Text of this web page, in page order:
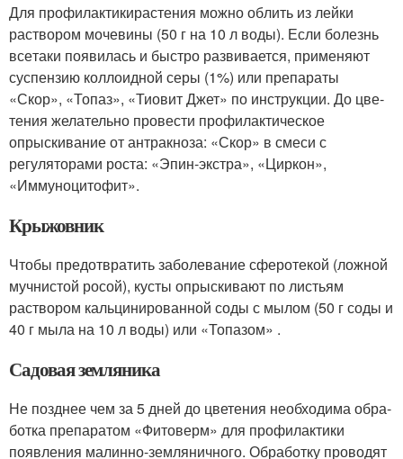
Для профилактикирастения можно об­лить из лейки
раствором мочевины (50 г на 10 л воды). Если болезнь
все­таки появилась и быстро развивается, применяют
суспензию коллоидной се­ры (1%) или препараты
«Скор», «Топаз», «Тиовит Джет» по инструкции. До цве­
тения желательно провести профилак­тическое
опрыскивание от антракноза: «Скор» в смеси с
регуляторами роста: «Эпин-­экстра», «Циркон»,
«Иммуноци­тофит».
Крыжовник
Чтобы предотвратить заболевание сферотекой (ложной
муч­нистой росой), кусты опрыскивают по листьям
раствором кальцинирован­ной соды с мылом (50 г соды и
40 г мы­ла на 10 л воды) или «Топазом» .
Садовая земляника
Не позднее чем за 5 дней до цветения необходима обра­
ботка препаратом «Фитоверм» для профи­лактики
появления малинно-­землянично­го. Обработку проводят